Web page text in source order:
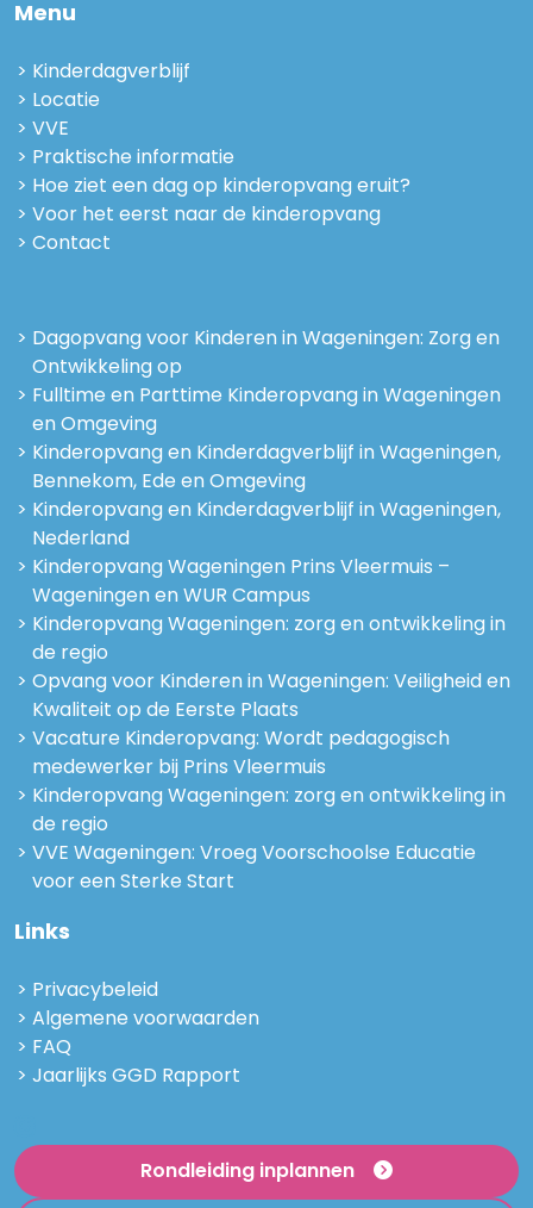
Menu
Kinderdagverblijf
Locatie
VVE
Praktische informatie
Hoe ziet een dag op kinderopvang eruit?
Voor het eerst naar de kinderopvang
Contact
Dagopvang voor Kinderen in Wageningen: Zorg en
Ontwikkeling op
Fulltime en Parttime Kinderopvang in Wageningen
en Omgeving
Kinderopvang en Kinderdagverblijf in Wageningen,
Bennekom, Ede en Omgeving
Kinderopvang en Kinderdagverblijf in Wageningen,
Nederland
Kinderopvang Wageningen Prins Vleermuis –
Wageningen en WUR Campus
Kinderopvang Wageningen: zorg en ontwikkeling in
de regio
Opvang voor Kinderen in Wageningen: Veiligheid en
Kwaliteit op de Eerste Plaats
Vacature Kinderopvang: Wordt pedagogisch
medewerker bij Prins Vleermuis
Kinderopvang Wageningen: zorg en ontwikkeling in
de regio
VVE Wageningen: Vroeg Voorschoolse Educatie
voor een Sterke Start
Links
Privacybeleid
Algemene voorwaarden
FAQ
Jaarlijks GGD Rapport
Rondleiding inplannen